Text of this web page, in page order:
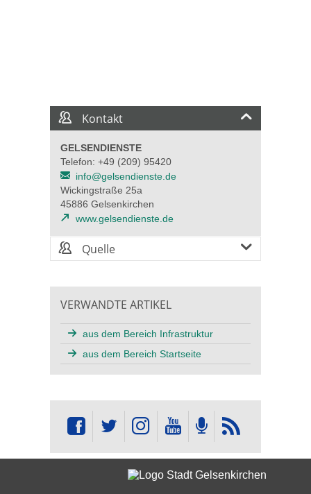
Kontakt
GELSENDIENSTE
Telefon: +49 (209) 95420
info@gelsendienste.de
Wickingstraße 25a
45886 Gelsenkirchen
www.gelsendienste.de
Quelle
VERWANDTE ARTIKEL
aus dem Bereich Infrastruktur
aus dem Bereich Startseite